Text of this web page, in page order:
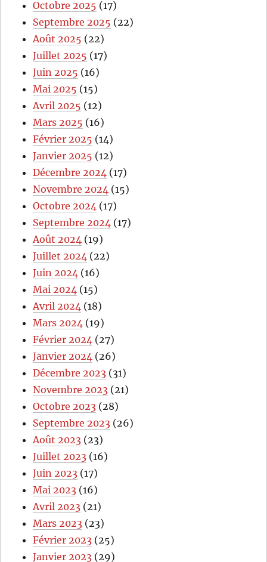
Octobre 2025 (17)
Septembre 2025 (22)
Août 2025 (22)
Juillet 2025 (17)
Juin 2025 (16)
Mai 2025 (15)
Avril 2025 (12)
Mars 2025 (16)
Février 2025 (14)
Janvier 2025 (12)
Décembre 2024 (17)
Novembre 2024 (15)
Octobre 2024 (17)
Septembre 2024 (17)
Août 2024 (19)
Juillet 2024 (22)
Juin 2024 (16)
Mai 2024 (15)
Avril 2024 (18)
Mars 2024 (19)
Février 2024 (27)
Janvier 2024 (26)
Décembre 2023 (31)
Novembre 2023 (21)
Octobre 2023 (28)
Septembre 2023 (26)
Août 2023 (23)
Juillet 2023 (16)
Juin 2023 (17)
Mai 2023 (16)
Avril 2023 (21)
Mars 2023 (23)
Février 2023 (25)
Janvier 2023 (29)